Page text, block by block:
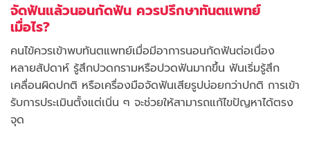
จัดฟันแล้วนอนกัดฟัน ควรปรึกษาทันตแพทย์
เมื่อไร?
คนไข้ควรเข้าพบทันตแพทย์เมื่อมีอาการนอนกัดฟันต่อเนื่อง
หลายสัปดาห์ รู้สึกปวดกรามหรือปวดฟันมากขึ้น ฟันเริ่มรู้สึก
เคลื่อนผิดปกติ หรือเครื่องมือจัดฟันเสียรูปบ่อยกว่าปกติ การเข้า
รับการประเมินตั้งแต่เนิ่น ๆ จะช่วยให้สามารถแก้ไขปัญหาได้ตรง
จุด